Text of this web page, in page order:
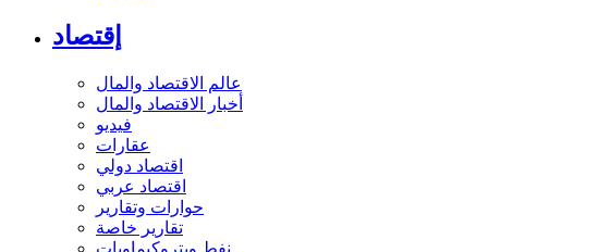
إقتصاد
عالم الاقتصاد والمال
أخبار الاقتصاد والمال
فيديو
عقارات
اقتصاد دولي
اقتصاد عربي
حوارات وتقارير
تقارير خاصة
نفط وبتروكيماويات